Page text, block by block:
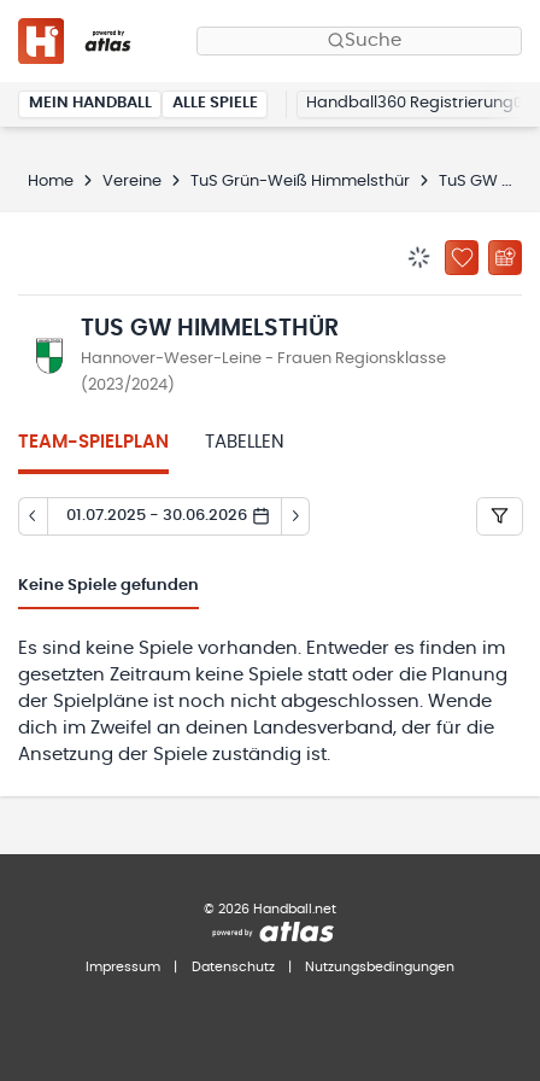
Suche
MEIN HANDBALL ALLE SPIELE Handball360 Registrierung
Home Vereine TuS Grün-Weiß Himmelsthür TuS GW Himmelsthür
ZU
TUS GW HIMMELSTHÜR
Hannover-Weser-Leine - Frauen Regionsklasse
(2023/2024)
TEAM-SPIELPLAN TABELLEN
01.07.2025 - 30.06.2026
Keine Spiele gefunden
Es sind keine Spiele vorhanden. Entweder es finden im
gesetzten Zeitraum keine Spiele statt oder die Planung
der Spielpläne ist noch nicht abgeschlossen. Wende
dich im Zweifel an deinen Landesverband, der für die
Ansetzung der Spiele zuständig ist.
© 2026 Handball.net
Impressum Datenschutz Nutzungsbedingungen